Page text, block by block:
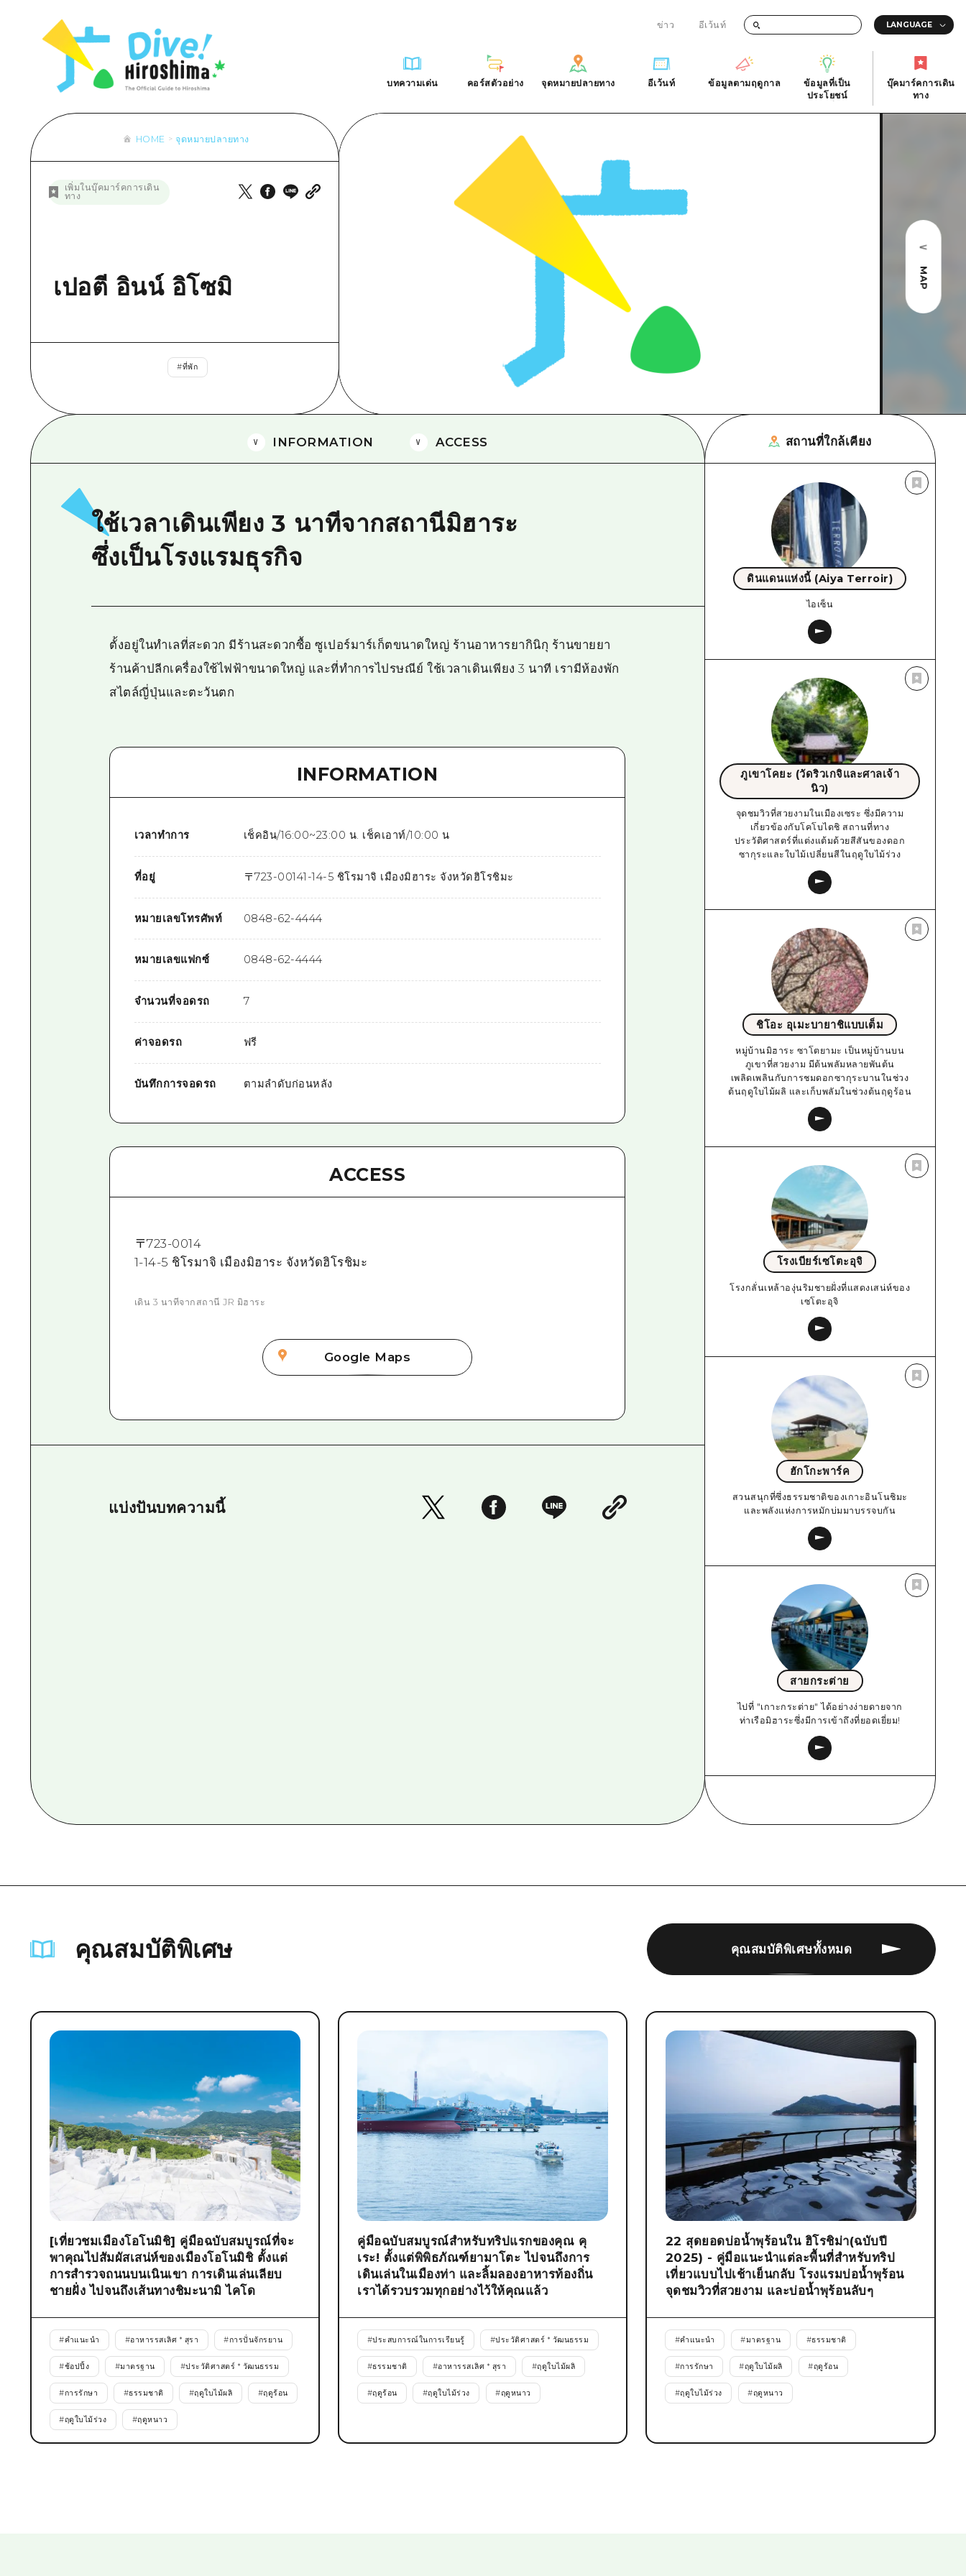
ข่าว อีเว้นท์
บทความเด่น
รายการ
คำแนะนำ
ประสบการณ์ / ในการเรียนรู้
ประวัติศาสตร์ / วัฒนธรรม
การรักษา
ธรรมชาติ
คอร์สตัวอย่าง
คู่มือ Dive! Hiroshima
ฮิโรชิม่า โมชิ โมชิ ทราเวล
บริเวณรอบเมืองฮิโรชิม่า
เกโฮค
บริเวณรอบๆ มิยาจิมะ
ยามากุจิตะวันออก
จุดหมายปลายทาง
รายการ
บริเวณรอบเมืองฮิโรชิม่า
บิโฮคุ
เกโฮคุ
บริเวณรอบๆ มิยาจิมะ
ยามากุจิตะวันออก
จังหวัดเอฮิเมะ
ชิมาเนะ
อีเว้นท์
ข้อมูลตามฤดูกาล
ข้อมูลที่เป็น
ประโยชน์
ความแออัดของสิ่งอำนวยความสะดวก
ฮิโรชิมะโอโมะเตะนะชิ
ฮิโรชิม่า ฟรี Wi-Fi
TRAVELPAL International
ไกด์อาสาสมัครไ
วิดีโอฮิโรชิม่า
บุ๊คมาร์คการเดิน
ทาง
รายการ
อาหารรสเลิศ / สุรา
การปั่นจักรยาน
ช้อปปิ้ง
กีฬา ประวัติศาสตร์ / วัฒนธรรม
ธรรมชาติ
รายการ
คู่มือ Dive! Hiroshima
ฮิโรชิม่า โมชิ โมชิ ทราเวล
เกโฮค
บริเวณรอบๆ มิยาจิมะ
บริเวณรอบเมืองฮิโรชิม่า
บิโฮคุ
รายการ
เข้าถึงเข้าถึง
สรุปการจราจรรอง
ความแออัดของสิ่งอำนวยความสะดวก
ตั๋วเที่ยวคุ้มค่าตั๋วเที่ยวคุ้มค่า
บริการรับฝากและจัดส่งสัมภาระ
ฮิโรชิม่า ฟรี Wi-Fi
ไกด์อาสาสมัครไ
วิดีโอฮิโรชิม่า
ดาวน์โหลดรูปภาพ
ข้อมูลการขนส่งระหว่างเกิดภัยพิบัติ
HOME จุดหมายปลายทาง
เพิ่มในบุ๊คมาร์คการเดิน
ทาง
เปอตี อินน์ อิโซมิ
#ที่พัก
MAP
INFORMATION ACCESS
ใช้เวลาเดินเพียง 3 นาทีจากสถานีมิฮาระ
ซึ่งเป็นโรงแรมธุรกิจ
ตั้งอยู่ในทำเลที่สะดวก มีร้านสะดวกซื้อ ซูเปอร์มาร์เก็ตขนาดใหญ่ ร้านอาหารยากินิกุ ร้านขายยา
ร้านค้าปลีกเครื่องใช้ไฟฟ้าขนาดใหญ่ และที่ทำการไปรษณีย์ ใช้เวลาเดินเพียง 3 นาที เรามีห้องพัก
สไตล์ญี่ปุ่นและตะวันตก
INFORMATION
เวลาทำการ เช็คอิน/16:00~23:00 น. เช็คเอาท์/10:00 น
ที่อยู่ 〒723-00141-14-5 ชิโรมาจิ เมืองมิฮาระ จังหวัดฮิโรชิมะ
หมายเลขโทรศัพท์ 0848-62-4444
หมายเลขแฟกซ์ 0848-62-4444
จำนวนที่จอดรถ 7
ค่าจอดรถ ฟรี
บันทึกการจอดรถ ตามลำดับก่อนหลัง
ACCESS
〒723-0014
1-14-5 ชิโรมาจิ เมืองมิฮาระ จังหวัดฮิโรชิมะ
เดิน 3 นาทีจากสถานี JR มิฮาระ
Google Maps
แบ่งปันบทความนี้
สถานที่ใกล้เคียง
ดินแดนแห่งนี้ (Aiya Terroir)
ไอเซ็น
ภูเขาโคยะ (วัดริวเกจิและศาลเจ้า
นิว)
จุดชมวิวที่สวยงามในเมืองเซระ ซึ่งมีความ
เกี่ยวข้องกับโคโบไดชิ สถานที่ทาง
ประวัติศาสตร์ที่แต่งแต้มด้วยสีสันของดอก
ซากุระและใบไม้เปลี่ยนสีในฤดูใบไม้ร่วง
ชิโอะ อุเมะบายาชิแบบเต็ม
หมู่บ้านมิฮาระ ซาโตยามะ เป็นหมู่บ้านบน
ภูเขาที่สวยงาม มีต้นพลัมหลายพันต้น
เพลิดเพลินกับการชมดอกซากุระบานในช่วง
ต้นฤดูใบไม้ผลิ และเก็บพลัมในช่วงต้นฤดูร้อน
โรงเบียร์เซโตะอุจิ
โรงกลั่นเหล้าองุ่นริมชายฝั่งที่แสดงเสน่ห์ของ
เซโตะอุจิ
ฮักโกะพาร์ค
สวนสนุกที่ซึ่งธรรมชาติของเกาะอินโนชิมะ
และพลังแห่งการหมักบ่มมาบรรจบกัน
สายกระต่าย
ไปที่ "เกาะกระต่าย" ได้อย่างง่ายดายจาก
ท่าเรือมิฮาระซึ่งมีการเข้าถึงที่ยอดเยี่ยม!
คุณสมบัติพิเศษ คุณสมบัติพิเศษทั้งหมด
[เที่ยวชมเมืองโอโนมิชิ] คู่มือฉบับสมบูรณ์ที่จะ
พาคุณไปสัมผัสเสน่ห์ของเมืองโอโนมิชิ ตั้งแต่
การสำรวจถนนบนเนินเขา การเดินเล่นเลียบ
ชายฝั่ง ไปจนถึงเส้นทางชิมะนามิ ไคโด
#คำแนะนำ #อาหารรสเลิศ * สุรา #การปั่นจักรยาน
#ช้อปปิ้ง #มาตรฐาน #ประวัติศาสตร์ * วัฒนธรรม
#การรักษา #ธรรมชาติ #ฤดูใบไม้ผลิ #ฤดูร้อน
#ฤดูใบไม้ร่วง #ฤดูหนาว
คู่มือฉบับสมบูรณ์สำหรับทริปแรกของคุณ คุ
เระ! ตั้งแต่พิพิธภัณฑ์ยามาโตะ ไปจนถึงการ
เดินเล่นในเมืองท่า และลิ้มลองอาหารท้องถิ่น
เราได้รวบรวมทุกอย่างไว้ให้คุณแล้ว
#ประสบการณ์ในการเรียนรู้ #ประวัติศาสตร์ * วัฒนธรรม
#ธรรมชาติ #อาหารรสเลิศ * สุรา #ฤดูใบไม้ผลิ
#ฤดูร้อน #ฤดูใบไม้ร่วง #ฤดูหนาว
22 สุดยอดบ่อน้ำพุร้อนใน ฮิโรชิม่า(ฉบับปี
2025) - คู่มือแนะนำแต่ละพื้นที่สำหรับทริป
เที่ยวแบบไปเช้าเย็นกลับ โรงแรมบ่อน้ำพุร้อน
จุดชมวิวที่สวยงาม และบ่อน้ำพุร้อนลับๆ
#คำแนะนำ #มาตรฐาน #ธรรมชาติ
#การรักษา #ฤดูใบไม้ผลิ #ฤดูร้อน
#ฤดูใบไม้ร่วง #ฤดูหนาว